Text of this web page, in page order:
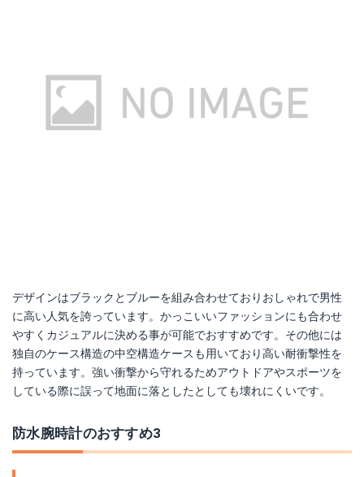
デザインはブラックとブルーを組み合わせておりおしゃれで男性
に高い人気を誇っています。かっこいいファッションにも合わせ
やすくカジュアルに決める事が可能でおすすめです。その他には
独自のケース構造の中空構造ケースも用いており高い耐衝撃性を
持っています。強い衝撃から守れるためアウトドアやスポーツを
している際に誤って地面に落としたとしても壊れにくいです。
防水腕時計のおすすめ3